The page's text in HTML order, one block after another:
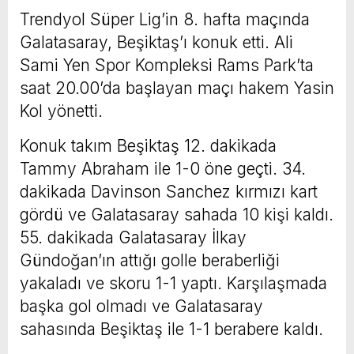
Trendyol Süper Lig’in 8. hafta maçında
Galatasaray, Beşiktaş’ı konuk etti. Ali
Sami Yen Spor Kompleksi Rams Park’ta
saat 20.00’da başlayan maçı hakem Yasin
Kol yönetti.
Konuk takım Beşiktaş 12. dakikada
Tammy Abraham ile 1-0 öne geçti. 34.
dakikada Davinson Sanchez kırmızı kart
gördü ve Galatasaray sahada 10 kişi kaldı.
55. dakikada Galatasaray İlkay
Gündoğan’ın attığı golle beraberliği
yakaladı ve skoru 1-1 yaptı. Karşılaşmada
başka gol olmadı ve Galatasaray
sahasında Beşiktaş ile 1-1 berabere kaldı.